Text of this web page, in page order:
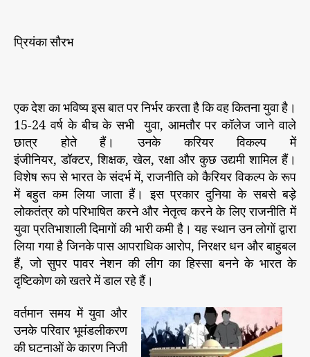
भा
र
ती
य
लो
क
तं
प्रियंका सौरभ
एक देश का भविष्य इस बात पर निर्भर करता है कि वह कितना युवा है।
15-24 वर्ष के बीच के सभी युवा, आमतौर पर कॉलेज जाने वाले
छात्र होते हैं। उनके करियर विकल्प में
इंजीनियर, डॉक्टर, शिक्षक, खेल, रक्षा और कुछ उद्यमी शामिल हैं।
विशेष रूप से भारत के संदर्भ में, राजनीति को कैरियर विकल्प के रूप
में बहुत कम लिया जाता हैं। इस प्रकार दुनिया के सबसे बड़े
लोकतंत्र को परिभाषित करने और नेतृत्व करने के लिए राजनीति में
युवा प्रतिभाशाली दिमागों की भारी कमी है। यह स्थान उन लोगों द्वारा
लिया गया है जिनके पास आपराधिक आरोप, निरक्षर धन और बाहुबल
हैं, जो सुपर पावर नेशन की लीग का हिस्सा बनने के भारत के
दृष्टिकोण को खतरे में डाल रहे हैं।
वर्तमान समय में युवा और
उनके परिवार भूमंडलीकरण
की घटनाओं के कारण निजी